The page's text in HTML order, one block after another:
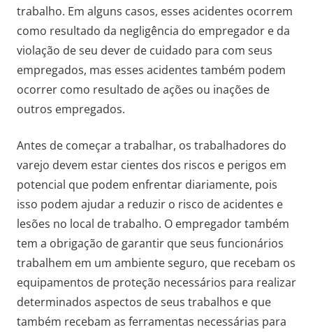
trabalho. Em alguns casos, esses acidentes ocorrem
como resultado da negligência do empregador e da
violação de seu dever de cuidado para com seus
empregados, mas esses acidentes também podem
ocorrer como resultado de ações ou inações de
outros empregados.
Antes de começar a trabalhar, os trabalhadores do
varejo devem estar cientes dos riscos e perigos em
potencial que podem enfrentar diariamente, pois
isso podem ajudar a reduzir o risco de acidentes e
lesões no local de trabalho. O empregador também
tem a obrigação de garantir que seus funcionários
trabalhem em um ambiente seguro, que recebam os
equipamentos de proteção necessários para realizar
determinados aspectos de seus trabalhos e que
também recebam as ferramentas necessárias para